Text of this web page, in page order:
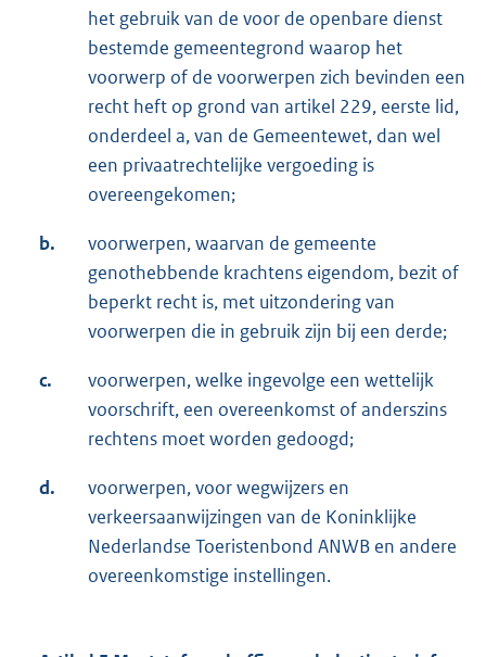
het gebruik van de voor de openbare dienst
bestemde gemeentegrond waarop het
voorwerp of de voorwerpen zich bevinden een
recht heft op grond van artikel 229, eerste lid,
onderdeel a, van de Gemeentewet, dan wel
een privaatrechtelijke vergoeding is
overeengekomen;
b.
voorwerpen, waarvan de gemeente
genothebbende krachtens eigendom, bezit of
beperkt recht is, met uitzondering van
voorwerpen die in gebruik zijn bij een derde;
c.
voorwerpen, welke ingevolge een wettelijk
voorschrift, een overeenkomst of anderszins
rechtens moet worden gedoogd;
d.
voorwerpen, voor wegwijzers en
verkeersaanwijzingen van de Koninklijke
Nederlandse Toeristenbond ANWB en andere
overeenkomstige instellingen.